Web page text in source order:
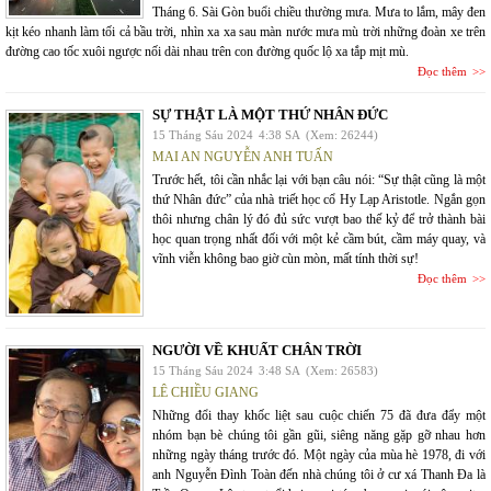
Tháng 6. Sài Gòn buổi chiều thường mưa. Mưa to lắm, mây đen
kịt kéo nhanh làm tối cả bầu trời, nhìn xa xa sau màn nước mưa mù trời những đoàn xe trên
đường cao tốc xuôi ngược nối dài nhau trên con đường quốc lộ xa tắp mịt mù.
Đọc thêm
SỰ THẬT LÀ MỘT THỨ NHÂN ĐỨC
15 Tháng Sáu 2024 4:38 SA (Xem: 26244)
MAI AN NGUYỄN ANH TUẤN
Trước hết, tôi cần nhắc lại với bạn câu nói: “Sự thật cũng là một
thứ Nhân đức” của nhà triết học cổ Hy Lạp Aristotle. Ngắn gọn
thôi nhưng chân lý đó đủ sức vượt bao thế kỷ để trở thành bài
học quan trọng nhất đối với một kẻ cầm bút, cầm máy quay, và
vĩnh viễn không bao giờ cùn mòn, mất tính thời sự!
Đọc thêm
NGƯỜI VỀ KHUẤT CHÂN TRỜI
15 Tháng Sáu 2024 3:48 SA (Xem: 26583)
LÊ CHIỀU GIANG
Những đổi thay khốc liệt sau cuộc chiến 75 đã đưa đẩy một
nhóm bạn bè chúng tôi gần gũi, siêng năng gặp gỡ nhau hơn
những ngày tháng trước đó. Một ngày của mùa hè 1978, đi với
anh Nguyễn Đình Toàn đến nhà chúng tôi ở cư xá Thanh Đa là